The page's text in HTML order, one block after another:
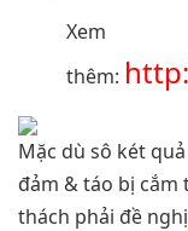
Xem
thêm:
Mặc dù sô két
đảm & táo bị
thách phải đề